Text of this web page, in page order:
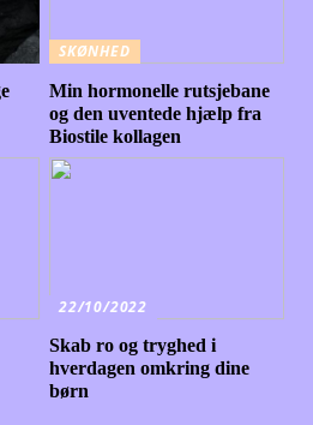
SKØNHED
Min hormonelle rutsjebane
og den uventede hjælp fra
Biostile kollagen
22/10/2022
Skab ro og tryghed i
hverdagen omkring dine
børn